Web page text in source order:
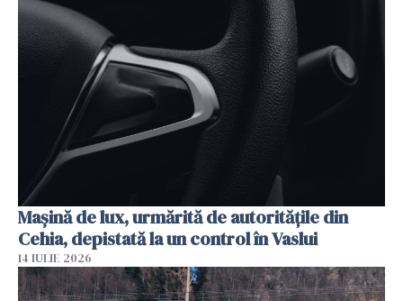
Mașină de lux, urmărită de autoritățile din
Cehia, depistată la un control în Vaslui
14 IULIE 2026